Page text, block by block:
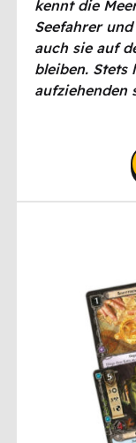
kennt die
Seefahrer
auch sie auf
bleiben. Stets
aufziehenden